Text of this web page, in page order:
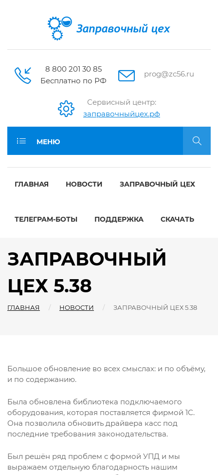
8 800 201 30 85
Бесплатно по РФ
prog@zc56.ru
Сервисный центр:
заправочныйцех.рф
МЕНЮ
ГЛАВНАЯ НОВОСТИ ЗАПРАВОЧНЫЙ ЦЕХ
ТЕЛЕГРАМ-БОТЫ ПОДДЕРЖКА СКАЧАТЬ
ЗАПРАВОЧНЫЙ
ЦЕХ 5.38
ГЛАВНАЯ НОВОСТИ ЗАПРАВОЧНЫЙ ЦЕХ 5.38
Большое обновление во всех смыслах: и по объёму,
и по содержанию.
Была обновлена библиотека подключаемого
оборудования, которая поставляется фирмой 1С.
Она позволила обновить драйвера касс под
последние требования законодательства.
Был решён ряд проблем с формой УПД и мы
выражаем отдельную благодарность нашим